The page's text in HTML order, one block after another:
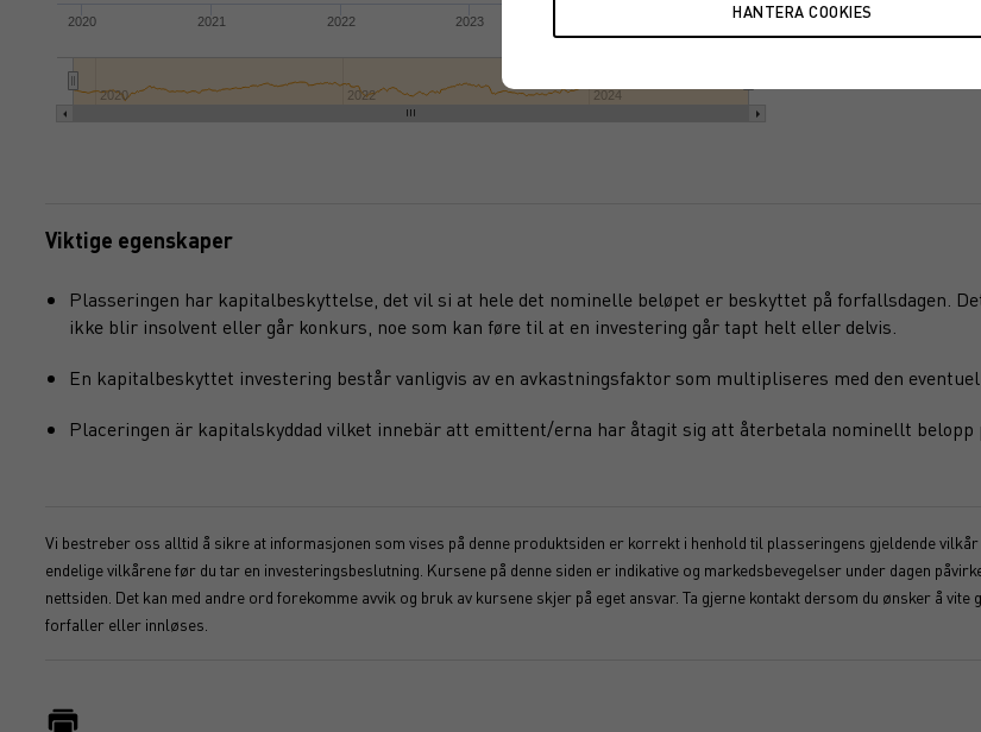
2020 2021 2022 2023 2025
2020 2022 2024
Viktige egenskaper
Plasseringen har kapitalbeskyttelse, det vil si at hele det nominelle beløpet er beskyttet på forfallsdagen.
ikke blir insolvent eller går konkurs, noe som kan føre til at en investering går tapt helt eller delvis.
En kapitalbeskyttet investering består vanligvis av en avkastningsfaktor som multipliseres med den
Placeringen är kapitalskyddad vilket innebär att emittent/erna har åtagit sig att återbetala nominellt belopp
Vi bestreber oss alltid å sikre at informasjonen som vises på denne produktsiden er korrekt i henhold til plasseringens gjeldende
endelige vilkårene før du tar en investeringsbeslutning. Kursene på denne siden er indikative og markedsbevegelser under dagen
nettsiden. Det kan med andre ord forekomme avvik og bruk av kursene skjer på eget ansvar. Ta gjerne kontakt dersom du ønsker å
forfaller eller innløses.